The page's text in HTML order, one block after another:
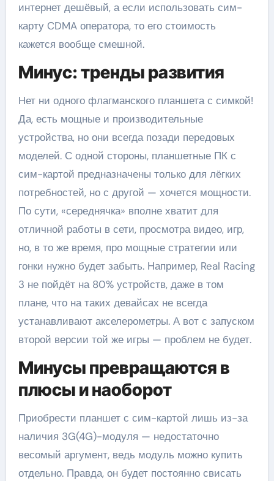
интернет дешёвый, а если использовать сим-
карту CDMA оператора, то его стоимость
кажется вообще смешной.
Минус: тренды развития
Нет ни одного флагманского планшета с симкой!
Да, есть мощные и производительные
устройства, но они всегда позади передовых
моделей. С одной стороны, планшетные ПК с
сим-картой предназначены только для лёгких
потребностей, но с другой — хочется мощности.
По сути, «середнячка» вполне хватит для
отличной работы в сети, просмотра видео, игр,
но, в то же время, про мощные стратегии или
гонки нужно будет забыть. Например, Real Racing
3 не пойдёт на 80% устройств, даже в том
плане, что на таких девайсах не всегда
устанавливают акселерометры. А вот с запуском
второй версии той же игры — проблем не будет.
Минусы превращаются в
плюсы и наоборот
Приобрести планшет с сим-картой лишь из-за
наличия 3G(4G)-модуля — недостаточно
весомый аргумент, ведь модуль можно купить
отдельно. Правда, он будет постоянно свисать